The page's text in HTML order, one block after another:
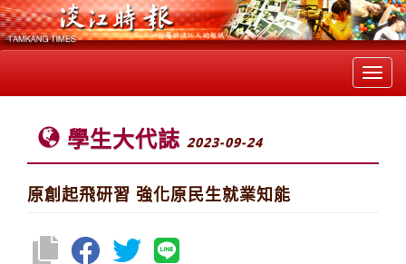
學生大代誌 2023-09-24
原創起飛研習 強化原民生就業知能